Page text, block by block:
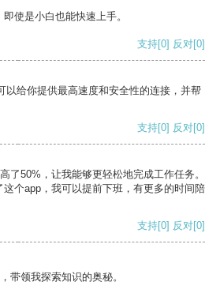
使是小白也能快速上手。
支持[0] 反对[0]
以给你提供最高速度和安全性的连接，并帮
支持[0] 反对[0]
了50%，让我能够更轻松地完成工作任务。
个app，我可以提前下班，有更多的时间陪
支持[0] 反对[0]
带领我探索知识的奥秘。